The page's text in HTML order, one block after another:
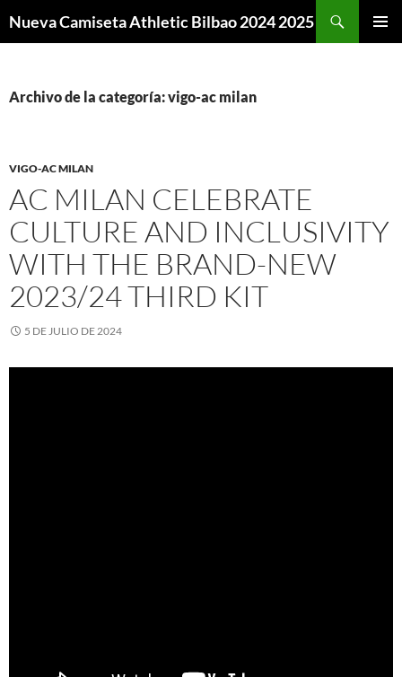
Nueva Camiseta Athletic Bilbao 2024 2025
Archivo de la categoría: vigo-ac milan
VIGO-AC MILAN
AC MILAN CELEBRATE
CULTURE AND INCLUSIVITY
WITH THE BRAND-NEW
2023/24 THIRD KIT
5 DE JULIO DE 2024